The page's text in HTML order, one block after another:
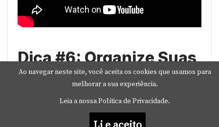
Dica #6: Organize Suas
Senhas
Este é um problema comum entre os
donos de iPhone, iPad e Mac. Todos os
Ao navegar neste site, você aceita os cookies que usamos para
melhorar a sua experiência.
Leia a nossa Política de Privacidade.